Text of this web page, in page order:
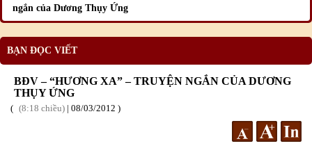
ngắn của Dương Thụy Ứng
BẠN ĐỌC VIẾT
BĐV – “HƯƠNG XA” – TRUYỆN NGẮN CỦA DƯƠNG
THỤY ỨNG
8:18 chiều | 08/03/2012